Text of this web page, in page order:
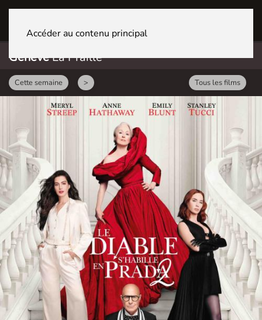
Accéder au contenu principal
GenèveLa Praille
Cette semaine > Tous les films